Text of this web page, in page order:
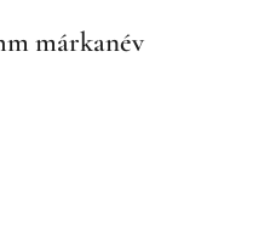
márkanév